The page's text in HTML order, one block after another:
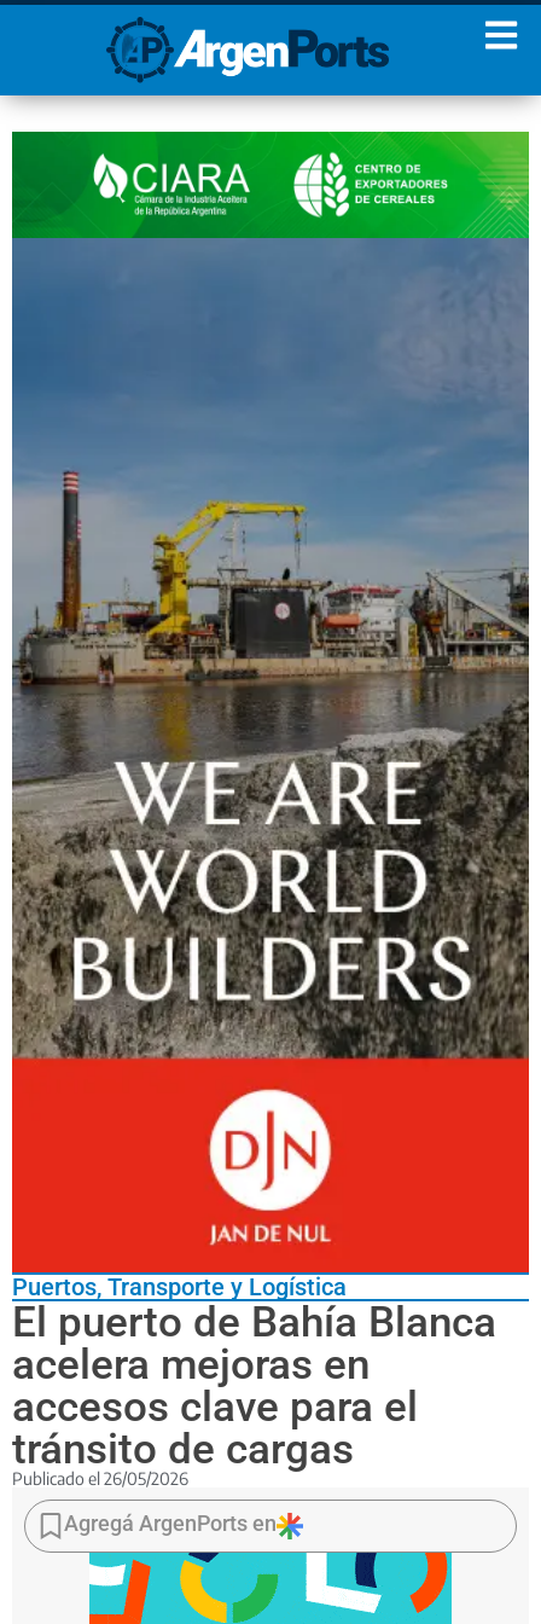
Puertos, Transporte y Logística
El puerto de Bahía Blanca
acelera mejoras en
accesos clave para el
tránsito de cargas
Publicado el 26/05/2026
Las
obras
sobre
nacionales
Agregá ArgenPorts en
¡Sumate a nuestro
Newsletter!
Nombre Apellidos